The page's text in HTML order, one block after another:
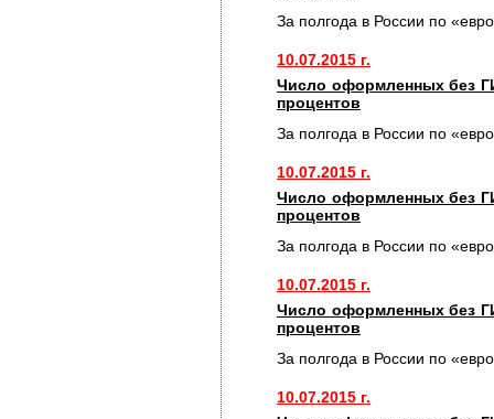
За полгода в России по
10.07.2015 г.
Число оформленных без
процентов
За полгода в России по
10.07.2015 г.
Число оформленных без
процентов
За полгода в России по
10.07.2015 г.
Число оформленных без
процентов
За полгода в России по
10.07.2015 г.